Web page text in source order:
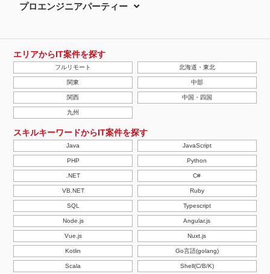
プロエンジニアパーティー
エリアからIT案件を探す
フルリモート 北海道・東北
関東 中部
関西 中国・四国
九州
スキルキーワードからIT案件を探す
Java JavaScript
PHP Python
.NET C#
VB.NET Ruby
SQL Typescript
Node.js Angular.js
Vue.js Nuxt.js
Kotlin Go言語(golang)
Scala Shell(C/B/K)